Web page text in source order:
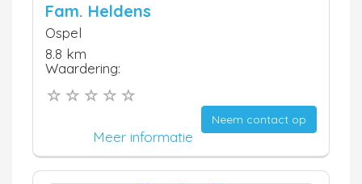
Fam. Heldens
Ospel
8.8 km
Waardering:
Neem contact op
Meer informatie